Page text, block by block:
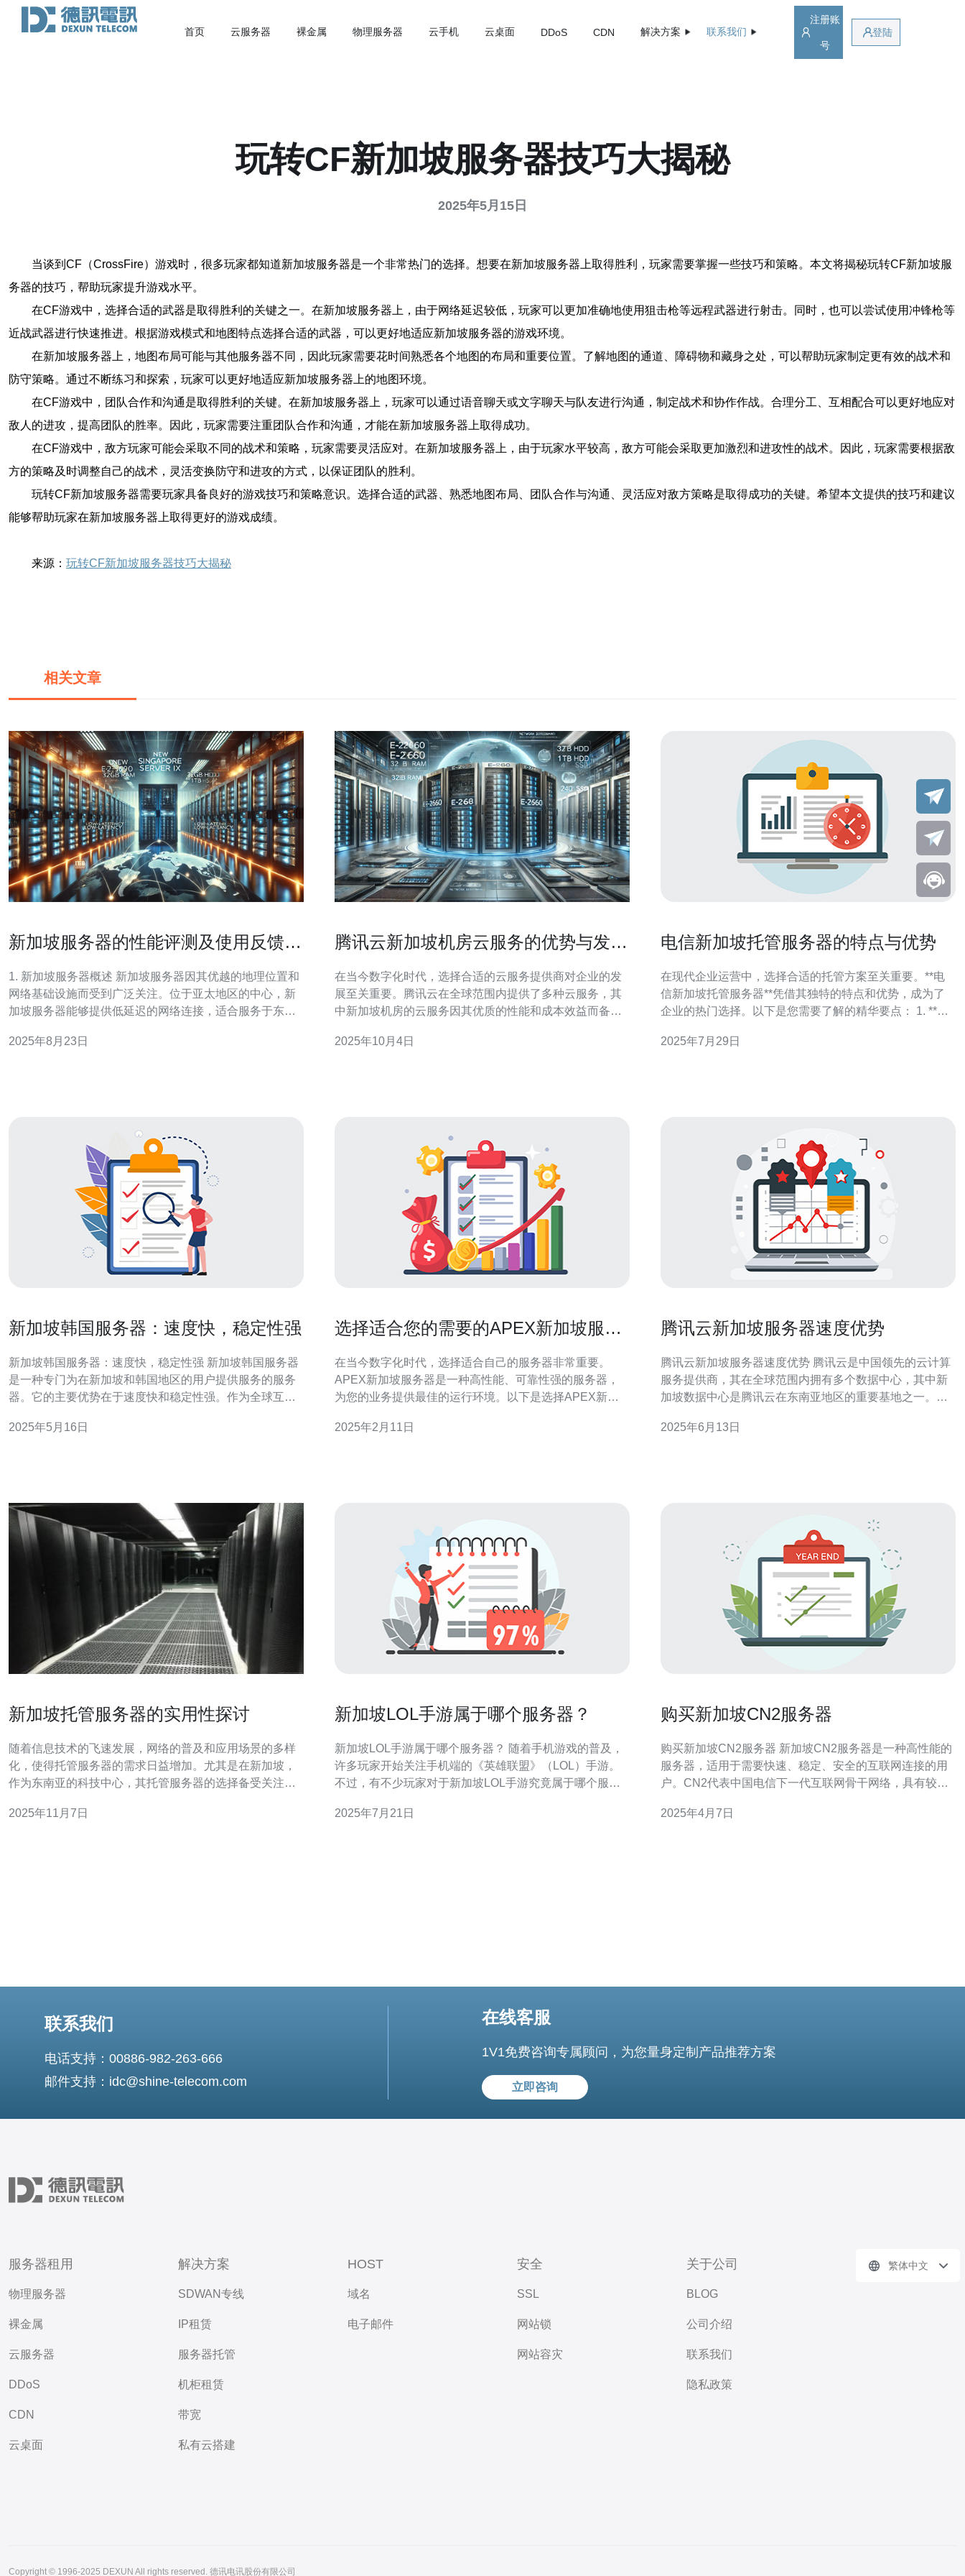
首页 云服务器 裸金属 物理服务器 云手机 云桌面 DDoS CDN 解决方案 联系我们
注册账
号
登陆
玩转CF新加坡服务器技巧大揭秘
2025年5月15日
当谈到CF（CrossFire）游戏时，很多玩家都知道新加坡服务器是一个非常热门的选择。想要在新加坡服务器上取得胜利，玩家需要掌握一些技巧和策略。本文将揭秘玩转CF新加坡服
务器的技巧，帮助玩家提升游戏水平。
在CF游戏中，选择合适的武器是取得胜利的关键之一。在新加坡服务器上，由于网络延迟较低，玩家可以更加准确地使用狙击枪等远程武器进行射击。同时，也可以尝试使用冲锋枪等
近战武器进行快速推进。根据游戏模式和地图特点选择合适的武器，可以更好地适应新加坡服务器的游戏环境。
在新加坡服务器上，地图布局可能与其他服务器不同，因此玩家需要花时间熟悉各个地图的布局和重要位置。了解地图的通道、障碍物和藏身之处，可以帮助玩家制定更有效的战术和
防守策略。通过不断练习和探索，玩家可以更好地适应新加坡服务器上的地图环境。
在CF游戏中，团队合作和沟通是取得胜利的关键。在新加坡服务器上，玩家可以通过语音聊天或文字聊天与队友进行沟通，制定战术和协作作战。合理分工、互相配合可以更好地应对
敌人的进攻，提高团队的胜率。因此，玩家需要注重团队合作和沟通，才能在新加坡服务器上取得成功。
在CF游戏中，敌方玩家可能会采取不同的战术和策略，玩家需要灵活应对。在新加坡服务器上，由于玩家水平较高，敌方可能会采取更加激烈和进攻性的战术。因此，玩家需要根据敌
方的策略及时调整自己的战术，灵活变换防守和进攻的方式，以保证团队的胜利。
玩转CF新加坡服务器需要玩家具备良好的游戏技巧和策略意识。选择合适的武器、熟悉地图布局、团队合作与沟通、灵活应对敌方策略是取得成功的关键。希望本文提供的技巧和建议
能够帮助玩家在新加坡服务器上取得更好的游戏成绩。
来源： 玩转CF新加坡服务器技巧大揭秘
相关文章
新加坡服务器的性能评测及使用反馈汇
1. 新加坡服务器概述 新加坡服务器因其优越的地理位置和
网络基础设施而受到广泛关注。位于亚太地区的中心，新
加坡服务器能够提供低延迟的网络连接，适合服务于东南
达，拥有多个国际海底光缆连接，确保了高速的数据传
2025年8月23日
腾讯云新加坡机房云服务的优势与发展
在当今数字化时代，选择合适的云服务提供商对企业的发
展至关重要。腾讯云在全球范围内提供了多种云服务，其
中新加坡机房的云服务因其优质的性能和成本效益而备受
供了最便宜的定价方案，还在性能和安全性上实现了令人
2025年10月4日
电信新加坡托管服务器的特点与优势
在现代企业运营中，选择合适的托管方案至关重要。**电
信新加坡托管服务器**凭借其独特的特点和优势，成为了
企业的热门选择。以下是您需要了解的精华要点： 1. **高
术和设施，确保数据的安全性和可靠性。数据中心通常配
2025年7月29日
新加坡韩国服务器：速度快，稳定性强
新加坡韩国服务器：速度快，稳定性强 新加坡韩国服务器
是一种专门为在新加坡和韩国地区的用户提供服务的服务
器。它的主要优势在于速度快和稳定性强。作为全球互联
网络连接，使得新加坡韩国服务器能够为用户提供快速的
2025年5月16日
选择适合您的需要的APEX新加坡服务
在当今数字化时代，选择适合自己的服务器非常重要。
APEX新加坡服务器是一种高性能、可靠性强的服务器，
为您的业务提供最佳的运行环境。以下是选择APEX新加
件和技术，确保您的网站和应用程序能够快速响应用户请
2025年2月11日
腾讯云新加坡服务器速度优势
腾讯云新加坡服务器速度优势 腾讯云是中国领先的云计算
服务提供商，其在全球范围内拥有多个数据中心，其中新
加坡数据中心是腾讯云在东南亚地区的重要基地之一。新
于连接亚太地区的用户具有重要意义。 腾讯云在新加坡搭
2025年6月13日
新加坡托管服务器的实用性探讨
随着信息技术的飞速发展，网络的普及和应用场景的多样
化，使得托管服务器的需求日益增加。尤其是在新加坡，
作为东南亚的科技中心，其托管服务器的选择备受关注。
服务器时需要考虑的因素。 首先，新加坡托管服务器的地
2025年11月7日
新加坡LOL手游属于哪个服务器？
新加坡LOL手游属于哪个服务器？ 随着手机游戏的普及，
许多玩家开始关注手机端的《英雄联盟》（LOL）手游。
不过，有不少玩家对于新加坡LOL手游究竟属于哪个服务
手游属于东南亚地区的服务器，由Garena运营。Garena是
2025年7月21日
购买新加坡CN2服务器
购买新加坡CN2服务器 新加坡CN2服务器是一种高性能的
服务器，适用于需要快速、稳定、安全的互联网连接的用
户。CN2代表中国电信下一代互联网骨干网络，具有较低
速稳定：新加坡CN2服务器采用高性能硬件设备和优
2025年4月7日
联系我们
电话支持：00886-982-263-666
邮件支持：idc@shine-telecom.com
在线客服
1V1免费咨询专属顾问，为您量身定制产品推荐方案
立即咨询
服务器租用
物理服务器
裸金属
云服务器
DDoS
CDN
云桌面
解决方案
SDWAN专线
IP租赁
服务器托管
机柜租赁
带宽
私有云搭建
HOST
域名
电子邮件
安全
SSL
网站锁
网站容灾
关于公司
BLOG
公司介绍
联系我们
隐私政策
繁体中文
Copyright © 1996-2025 DEXUN All rights reserved. 德讯电讯股份有限公司